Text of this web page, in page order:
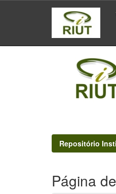
navigation
Repositório
Página